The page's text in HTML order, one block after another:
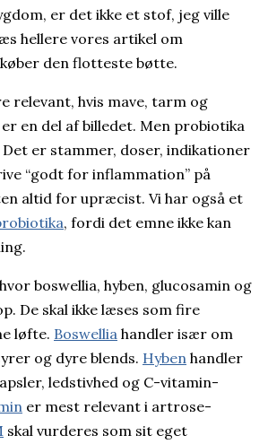
er det ikke et stof, jeg ville
hellere vores artikel om
den flotteste bøtte.
relevant, hvis mave, tarm og
en del af billedet. Men probiotika
er stammer, doser, indikationer
“godt for inflammation” på
altid for upræcist. Vi har også et
, fordi det emne ikke kan
boswellia, hyben, glucosamin og
De skal ikke læses som fire
løfte. Boswellia handler især om
og dyre blends. Hyben handler
ledstivhed og C-vitamin-
er mest relevant i artrose-
skal vurderes som sit eget